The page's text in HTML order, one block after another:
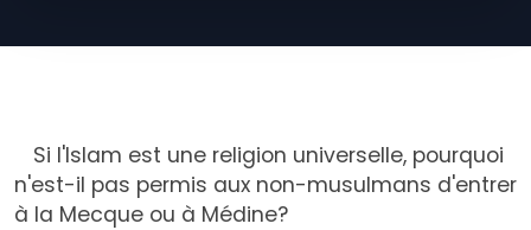
Si l'Islam est une religion universelle, pourquoi
n'est-il pas permis aux non-musulmans d'entrer
à la Mecque ou à Médine?